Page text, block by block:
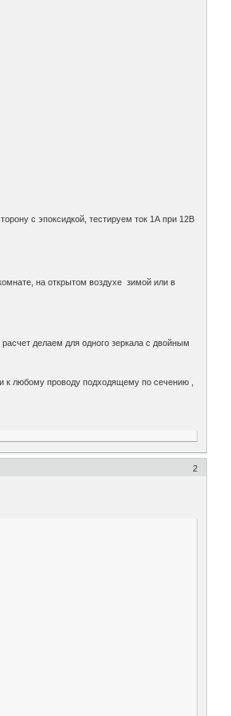
с эпоксидкой, тестируем ток 1А при 12В
на открытом воздухе зимой или в
делаем для одного зеркала с двойным
к любому проводу подходящему по сечению ,
2